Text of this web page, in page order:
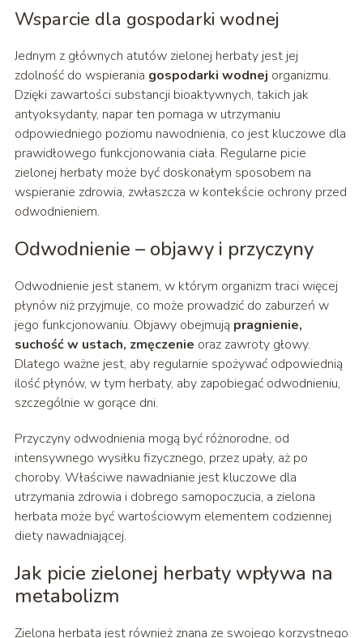
Wsparcie dla gospodarki wodnej
Jednym z głównych atutów zielonej herbaty jest jej
zdolność do wspierania gospodarki wodnej organizmu.
Dzięki zawartości substancji bioaktywnych, takich jak
antyoksydanty, napar ten pomaga w utrzymaniu
odpowiedniego poziomu nawodnienia, co jest kluczowe dla
prawidłowego funkcjonowania ciała. Regularne picie
zielonej herbaty może być doskonałym sposobem na
wspieranie zdrowia, zwłaszcza w kontekście ochrony przed
odwodnieniem.
Odwodnienie – objawy i przyczyny
Odwodnienie jest stanem, w którym organizm traci więcej
płynów niż przyjmuje, co może prowadzić do zaburzeń w
jego funkcjonowaniu. Objawy obejmują pragnienie,
suchość w ustach, zmęczenie oraz zawroty głowy.
Dlatego ważne jest, aby regularnie spożywać odpowiednią
ilość płynów, w tym herbaty, aby zapobiegać odwodnieniu,
szczególnie w gorące dni.
Przyczyny odwodnienia mogą być różnorodne, od
intensywnego wysiłku fizycznego, przez upały, aż po
choroby. Właściwe nawadnianie jest kluczowe dla
utrzymania zdrowia i dobrego samopoczucia, a zielona
herbata może być wartościowym elementem codziennej
diety nawadniającej.
Jak picie zielonej herbaty wpływa na
metabolizm
Zielona herbata jest również znana ze swojego korzystnego